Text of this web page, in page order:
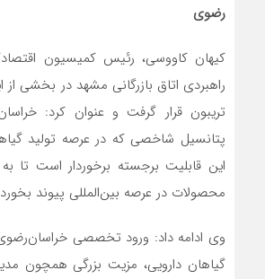
رضوی
کیهان کاووسی، رئیس کمیسیون
راهبردی اتاق بازرگانی مشهد در بخشی
تریبون قرار گرفت و عنوان کرد:
پتانسیل شاخصی که در عرصه تولید
این قابلیت برجسته برخوردار است تا
محصولات در عرصه بین‌المللی پیوند
وی ادامه داد: ورود تخصصی
گیاهان دارویی، مزیت بزرگی همچون